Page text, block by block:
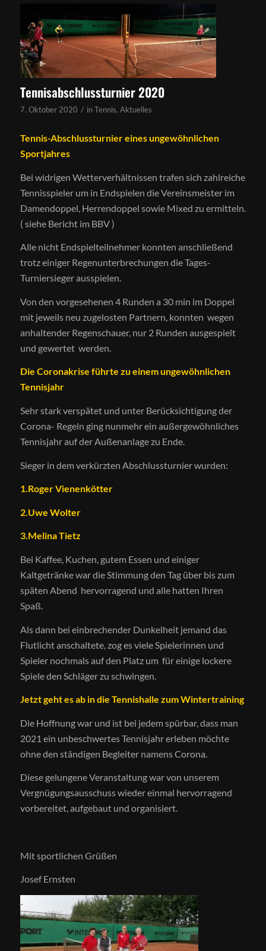
Tennisabschlussturnier 2020
7. Oktober 2020 / inTennis, Aktuelles
Tennis-Abschlussturnier eines ungewöhnlichen
Sportjahres
Bei widrigen Wetterverhältnissen trafen sich zahlreiche
Tennisspieler um in Endspielen die Vereinsmeister im
Damendoppel, Herrendoppel sowie Mixed zu ermitteln.
( siehe Bericht im BBV )
Alle nicht Endspielteilnehmer konnten anschließend
trotz einiger Regenunterbrechungen die Tages-
Turniersieger ausspielen.
Von den vorgesehenen 4 Runden a 30 min im Doppel
mit jeweils neu zugelosten Partnern, konnten wegen
anhaltender Regenschauer, nur 2 Runden ausgespielt
und gewertet werden.
Die Coronakrise führte zu einem ungewöhnlichen
Tennisjahr
Sehr stark verspätet und unter Berücksichtigung der
Corona- Regeln ging nunmehr ein außergewöhnliches
Tennisjahr auf der Außenanlage zu Ende.
Sieger in dem verkürzten Abschlussturnier wurden:
1.Roger Vienenkötter
2.Uwe Wolter
3.Melina Tietz
Bei Kaffee, Kuchen, gutem Essen und einiger
Kaltgetränke war die Stimmung den Tag über bis zum
späten Abend hervorragend und alle hatten Ihren
Spaß.
Als dann bei einbrechender Dunkelheit jemand das
Flutlicht anschaltete, zog es viele Spielerinnen und
Spieler nochmals auf den Platz um für einige lockere
Spiele den Schläger zu schwingen.
Jetzt geht es ab in die Tennishalle zum Wintertraining
Die Hoffnung war und ist bei jedem spürbar, dass man
2021 ein unbeschwertes Tennisjahr erleben möchte
ohne den ständigen Begleiter namens Corona.
Diese gelungene Veranstaltung war von unserem
Vergnügungsausschuss wieder einmal hervorragend
vorbereitet, aufgebaut und organisiert.
Mit sportlichen Grüßen
Josef Ernsten